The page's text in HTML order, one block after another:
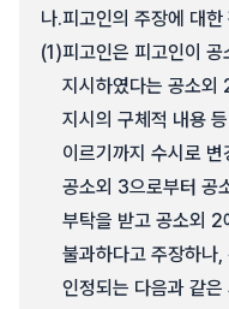
나.피고인의 주장에 대한
(1)피고인은 피고인이
지시하였다는 공소외
지시의 구체적 내용
이르기까지 수시로
공소외 3으로부터 공
부탁을 받고 공소외 2
불과하다고 주장하나
인정되는 다음과 같